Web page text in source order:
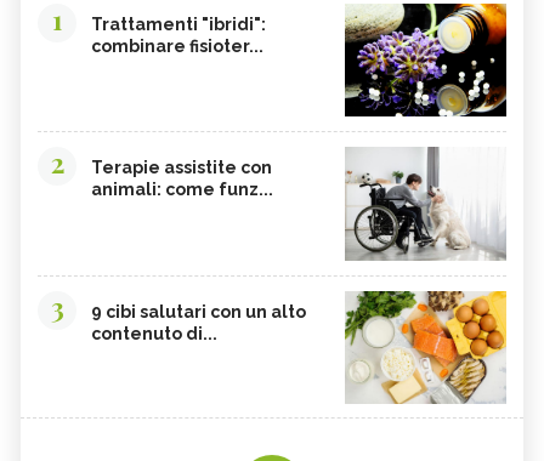
1
Trattamenti "ibridi":
combinare fisioter...
2
Terapie assistite con
animali: come funz...
3
9 cibi salutari con un alto
contenuto di...